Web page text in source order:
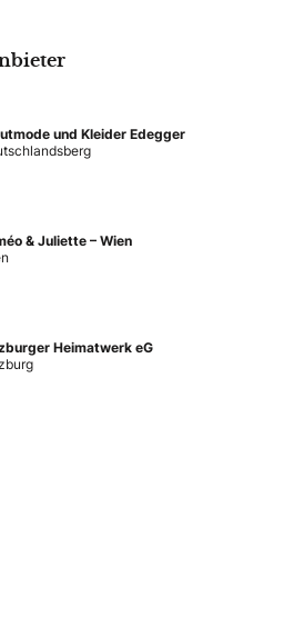
und Kleider Edegger
& Juliette – Wien
Heimatwerk eG